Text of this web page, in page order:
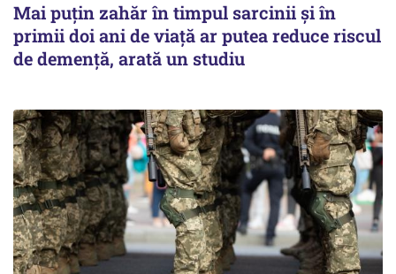
Mai puțin zahăr în timpul sarcinii și în
primii doi ani de viață ar putea reduce riscul
de demență, arată un studiu